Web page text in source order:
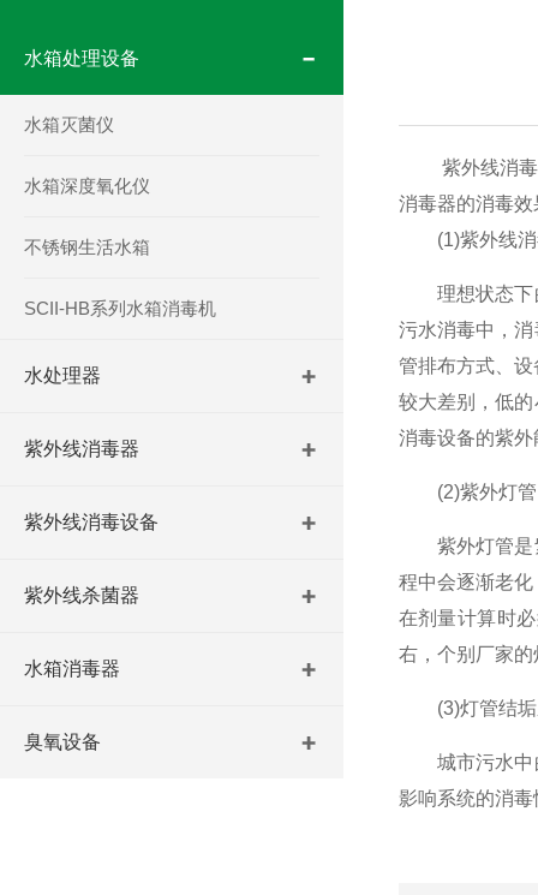
水箱处理设备
水箱灭菌仪
水箱深度氧化仪
不锈钢生活水箱
SCII-HB系列水箱消毒机
水处理器
紫外线消毒器
紫外线消毒设备
紫外线杀菌器
水箱消毒器
臭氧设备
紫外线消毒器
消毒器的消毒效
(1)紫外线消
理想状态下的
污水消毒中，
管排布方式、
较大差别，低
消毒设备的紫
(2)紫外灯管
紫外灯管是紫
程中会逐渐老
在剂量计算时
右，个别厂家
(3)灯管结垢
城市污水中的
影响系统的消